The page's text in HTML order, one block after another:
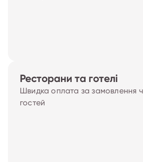
Ресторани та готелі
Швидка оплата за замовлення
гостей